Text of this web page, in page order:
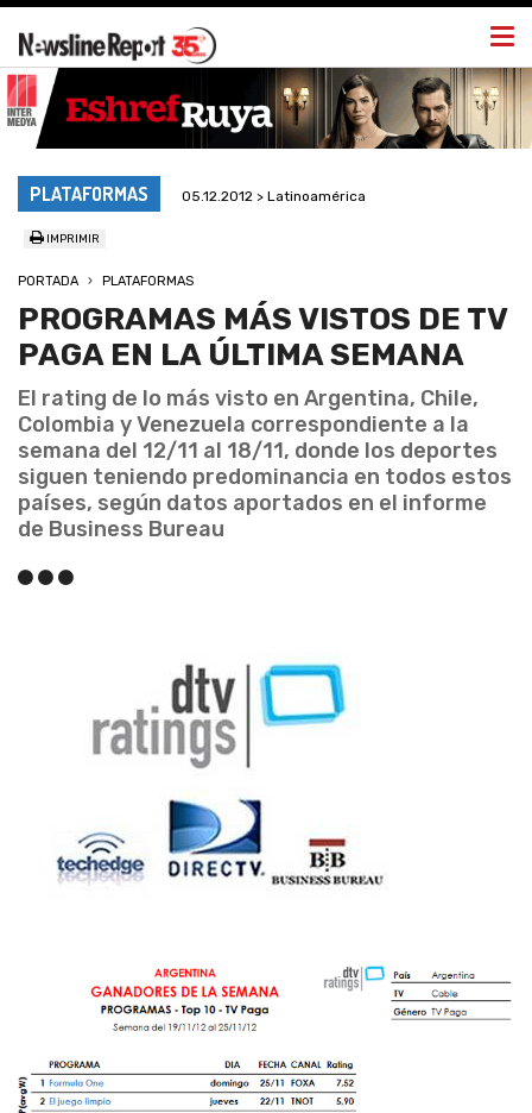
PLATAFORMAS 05.12.2012 > Latinoamérica
IMPRIMIR
PORTADA PLATAFORMAS
PROGRAMAS MÁS VISTOS DE TV
PAGA EN LA ÚLTIMA SEMANA
El rating de lo más visto en Argentina, Chile,
Colombia y Venezuela correspondiente a la
semana del 12/11 al 18/11, donde los deportes
siguen teniendo predominancia en todos estos
países, según datos aportados en el informe
de Business Bureau